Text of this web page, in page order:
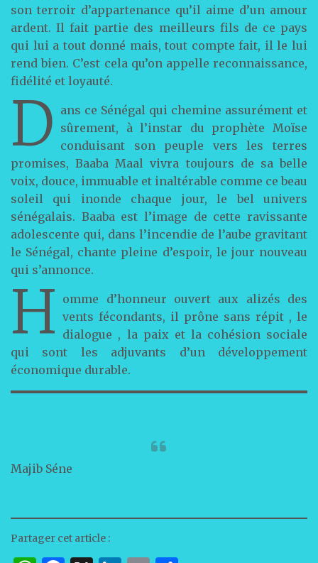
son terroir d’appartenance qu’il aime d’un amour
ardent. Il fait partie des meilleurs fils de ce pays
qui lui a tout donné mais, tout compte fait, il le lui
rend bien. C’est cela qu’on appelle reconnaissance,
fidélité et loyauté.
D ans ce Sénégal qui chemine assurément et
sûrement, à l’instar du prophète Moïse
conduisant son peuple vers les terres
promises, Baaba Maal vivra toujours de sa belle
voix, douce, immuable et inaltérable comme ce beau
soleil qui inonde chaque jour, le bel univers
sénégalais. Baaba est l’image de cette ravissante
adolescente qui, dans l’incendie de l’aube gravitant
le Sénégal, chante pleine d’espoir, le jour nouveau
qui s’annonce.
H omme d’honneur ouvert aux alizés des
vents fécondants, il prône sans répit , le
dialogue , la paix et la cohésion sociale
qui sont les adjuvants d’un développement
économique durable.
Majib Séne
Partager cet article :